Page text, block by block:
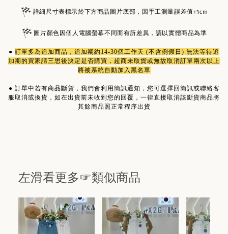
詳細尺寸表標示於下方商品圖片底部，因手工測量誤差值±3cm
圖片顏色因個人電腦螢幕不同而有所差異，請以實體商品為準
● 訂單多為追加商品 ，追加期約14-30個工作天 (不含例假日) 無法等待追
加期的買家請三思後決定是否購買，超商未取貨或無故取消訂單兩次以上
將被系統自動加入黑名單
● 訂單中若有商品斷貨，我們會利用簡訊通知，您可選擇回簡訊或聯絡客
服取消或換貨，如在出貨前未收到您的回覆，一律直接取消該斷貨商品將
其餘商品照正常程序出貨
左滑看更多☞類似商品